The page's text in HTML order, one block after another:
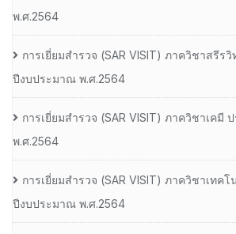
พ.ศ.2564
การเยี่ยมสํารวจ (SAR VISIT) ภาควิชาสรีรวิ
ปีงบประมาณ พ.ศ.2564
การเยี่ยมสํารวจ (SAR VISIT) ภาควิชาเคมี
พ.ศ.2564
การเยี่ยมสํารวจ (SAR VISIT) ภาควิชาเทค
ปีงบประมาณ พ.ศ.2564